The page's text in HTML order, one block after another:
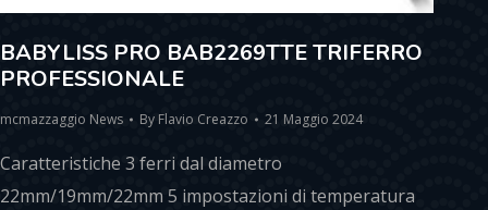
BABYLISS PRO BAB2269TTE TRIFERRO
PROFESSIONALE
mcmazzaggio News By Flavio Creazzo 21 Maggio 2024
Caratteristiche 3 ferri dal diametro
22mm/19mm/22mm 5 impostazioni di temperatura